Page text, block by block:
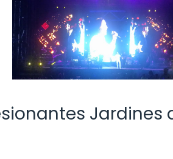
Jardines